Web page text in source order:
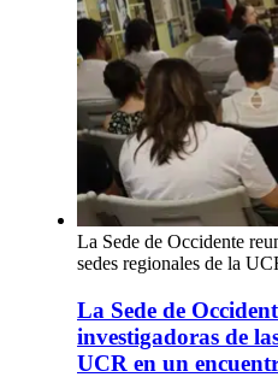
La Sede de Occidente
sedes regionales de la
La Sede de
investigadoras de
UCR en un